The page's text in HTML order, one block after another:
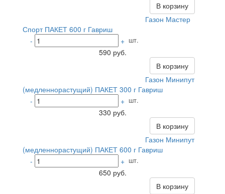
В корзину
Газон Мастер
Спорт ПАКЕТ 600 г Гавриш
-
+ шт.
590 руб.
В корзину
Газон Минипут
(медленнорастущий) ПАКЕТ 300 г Гавриш
-
+ шт.
330 руб.
В корзину
Газон Минипут
(медленнорастущий) ПАКЕТ 600 г Гавриш
-
+ шт.
650 руб.
В корзину